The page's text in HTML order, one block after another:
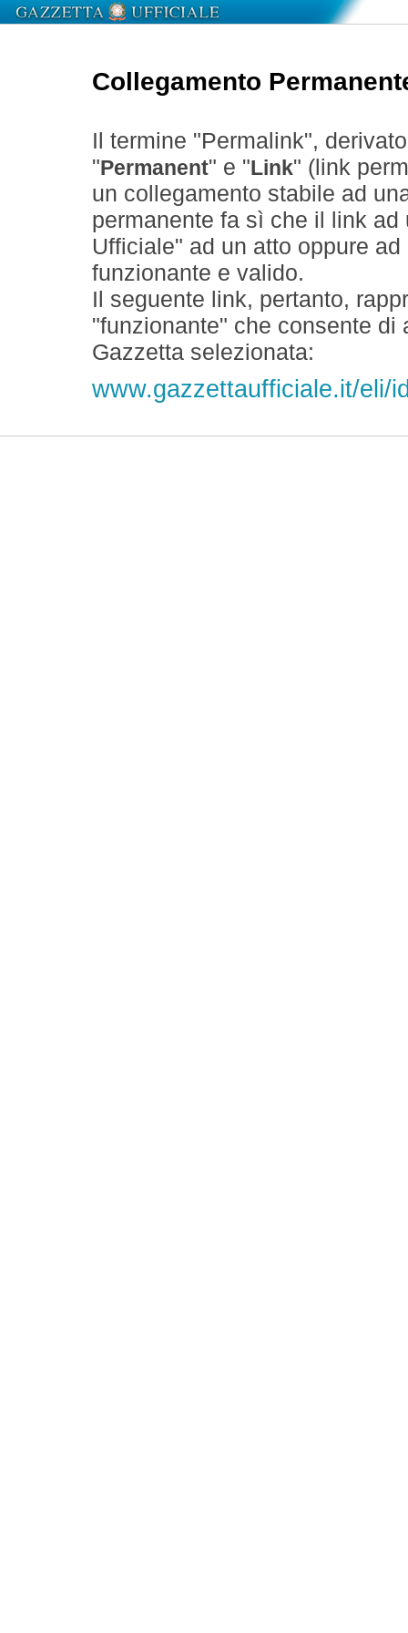
Collegamento
Il termine "Permalink",
" Permanent" e " Link" (link
un collegamento stabile ad
permanente fa sì che il link
Ufficiale" ad un atto oppure
funzionante e valido.
Il seguente link, pertanto,
"funzionante" che consente
Gazzetta selezionata:
www.gazzettaufficiale.it/eli/